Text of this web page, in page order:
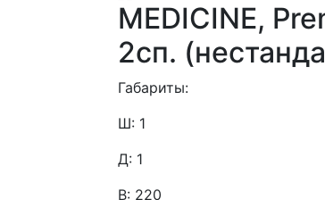
MEDICINE,
2сп.
Габариты:
Ш: 1
Д: 1
В: 220